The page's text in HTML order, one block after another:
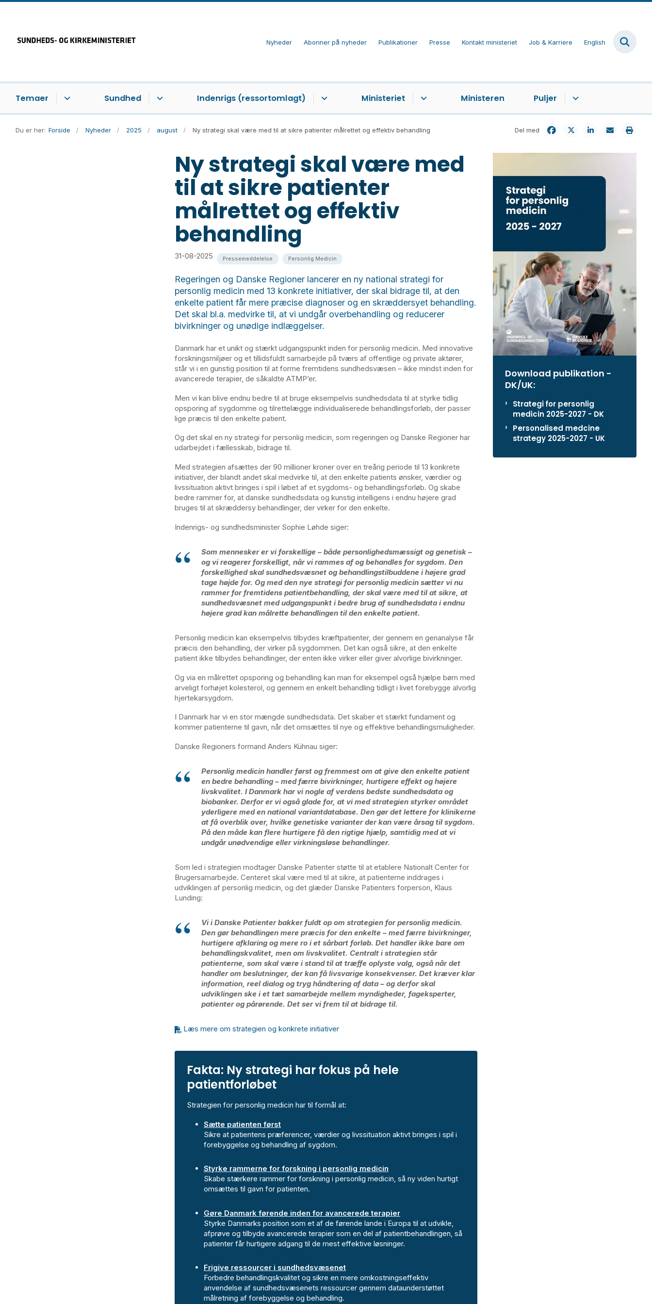
Nyheder Abonner på nyheder Publikationer Presse Kontakt ministeriet Job & Karriere English
Temaer Sundhed Indenrigs (ressortomlagt) Ministeriet Ministeren Puljer
Du er her: Forside Nyheder 2025 august Ny strategi skal være med til at sikre patienter målrettet og effektiv behandling Del med
Ny strategi skal være med
til at sikre patienter
målrettet og effektiv
behandling
31-08-2025 Pressemeddelelse Personlig Medicin
Regeringen og Danske Regioner lancerer en ny national strategi for
personlig medicin med 13 konkrete initiativer, der skal bidrage til, at den
enkelte patient får mere præcise diagnoser og en skræddersyet behandling.
Det skal bl.a. medvirke til, at vi undgår overbehandling og reducerer
bivirkninger og unødige indlæggelser.
Danmark har et unikt og stærkt udgangspunkt inden for personlig medicin. Med innovative
forskningsmiljøer og et tillidsfuldt samarbejde på tværs af offentlige og private aktører,
står vi i en gunstig position til at forme fremtidens sundhedsvæsen – ikke mindst inden for
avancerede terapier, de såkaldte ATMP’er.
Men vi kan blive endnu bedre til at bruge eksempelvis sundhedsdata til at styrke tidlig
opsporing af sygdomme og tilrettelægge individualiserede behandlingsforløb, der passer
lige præcis til den enkelte patient.
Og det skal en ny strategi for personlig medicin, som regeringen og Danske Regioner har
udarbejdet i fællesskab, bidrage til.
Med strategien afsættes der 90 millioner kroner over en treårig periode til 13 konkrete
initiativer, der blandt andet skal medvirke til, at den enkelte patients ønsker, værdier og
livssituation aktivt bringes i spil i løbet af et sygdoms- og behandlingsforløb. Og skabe
bedre rammer for, at danske sundhedsdata og kunstig intelligens i endnu højere grad
bruges til at skræddersy behandlinger, der virker for den enkelte.
Indenrigs- og sundhedsminister Sophie Løhde siger:
Som mennesker er vi forskellige – både personlighedsmæssigt og genetisk –
og vi reagerer forskelligt, når vi rammes af og behandles for sygdom. Den
forskellighed skal sundhedsvæsnet og behandlingstilbuddene i højere grad
tage højde for. Og med den nye strategi for personlig medicin sætter vi nu
rammer for fremtidens patientbehandling, der skal være med til at sikre, at
sundhedsvæsnet med udgangspunkt i bedre brug af sundhedsdata i endnu
højere grad kan målrette behandlingen til den enkelte patient.
Personlig medicin kan eksempelvis tilbydes kræftpatienter, der gennem en genanalyse får
præcis den behandling, der virker på sygdommen. Det kan også sikre, at den enkelte
patient ikke tilbydes behandlinger, der enten ikke virker eller giver alvorlige bivirkninger.
Og via en målrettet opsporing og behandling kan man for eksempel også hjælpe børn med
arveligt forhøjet kolesterol, og gennem en enkelt behandling tidligt i livet forebygge alvorlig
hjertekarsygdom.
I Danmark har vi en stor mængde sundhedsdata. Det skaber et stærkt fundament og
kommer patienterne til gavn, når det omsættes til nye og effektive behandlingsmuligheder.
Danske Regioners formand Anders Kühnau siger:
Personlig medicin handler først og fremmest om at give den enkelte patient
en bedre behandling – med færre bivirkninger, hurtigere effekt og højere
livskvalitet. I Danmark har vi nogle af verdens bedste sundhedsdata og
biobanker. Derfor er vi også glade for, at vi med strategien styrker området
yderligere med en national variantdatabase. Den gør det lettere for klinikerne
at få overblik over, hvilke genetiske varianter der kan være årsag til sygdom.
På den måde kan flere hurtigere få den rigtige hjælp, samtidig med at vi
undgår unødvendige eller virkningsløse behandlinger.
Som led i strategien modtager Danske Patienter støtte til at etablere Nationalt Center for
Brugersamarbejde. Centeret skal være med til at sikre, at patienterne inddrages i
udviklingen af personlig medicin, og det glæder Danske Patienters forperson, Klaus
Lunding:
Vi i Danske Patienter bakker fuldt op om strategien for personlig medicin.
Den gør behandlingen mere præcis for den enkelte – med færre bivirkninger,
hurtigere afklaring og mere ro i et sårbart forløb. Det handler ikke bare om
behandlingskvalitet, men om livskvalitet. Centralt i strategien står
patienterne, som skal være i stand til at træffe oplyste valg, også når det
handler om beslutninger, der kan få livsvarige konsekvenser. Det kræver klar
information, reel dialog og tryg håndtering af data – og derfor skal
udviklingen ske i et tæt samarbejde mellem myndigheder, fageksperter,
patienter og pårørende. Det ser vi frem til at bidrage til.
Læs mere om strategien og konkrete initiativer
Fakta: Ny strategi har fokus på hele
patientforløbet
Strategien for personlig medicin har til formål at:
Sætte patienten først
Sikre at patientens præferencer, værdier og livssituation aktivt bringes i spil i
forebyggelse og behandling af sygdom.
Styrke rammerne for forskning i personlig medicin
Skabe stærkere rammer for forskning i personlig medicin, så ny viden hurtigt
omsættes til gavn for patienten.
Gøre Danmark førende inden for avancerede terapier
Styrke Danmarks position som et af de førende lande i Europa til at udvikle,
afprøve og tilbyde avancerede terapier som en del af patientbehandlingen, så
patienter får hurtigere adgang til de mest effektive løsninger.
Frigive ressourcer i sundhedsvæsenet
Forbedre behandlingskvalitet og sikre en mere omkostningseffektiv
anvendelse af sundhedsvæsenets ressourcer gennem dataunderstøttet
målretning af forebyggelse og behandling.
Download publikation -
DK/UK:
Strategi for personlig
medicin 2025-2027 - DK
Personalised medcine
strategy 2025-2027 - UK